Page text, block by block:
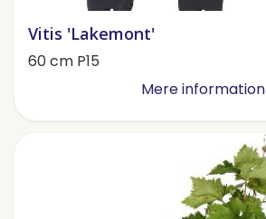
Vitis 'Lakemont'
60 cm P15
Mere information